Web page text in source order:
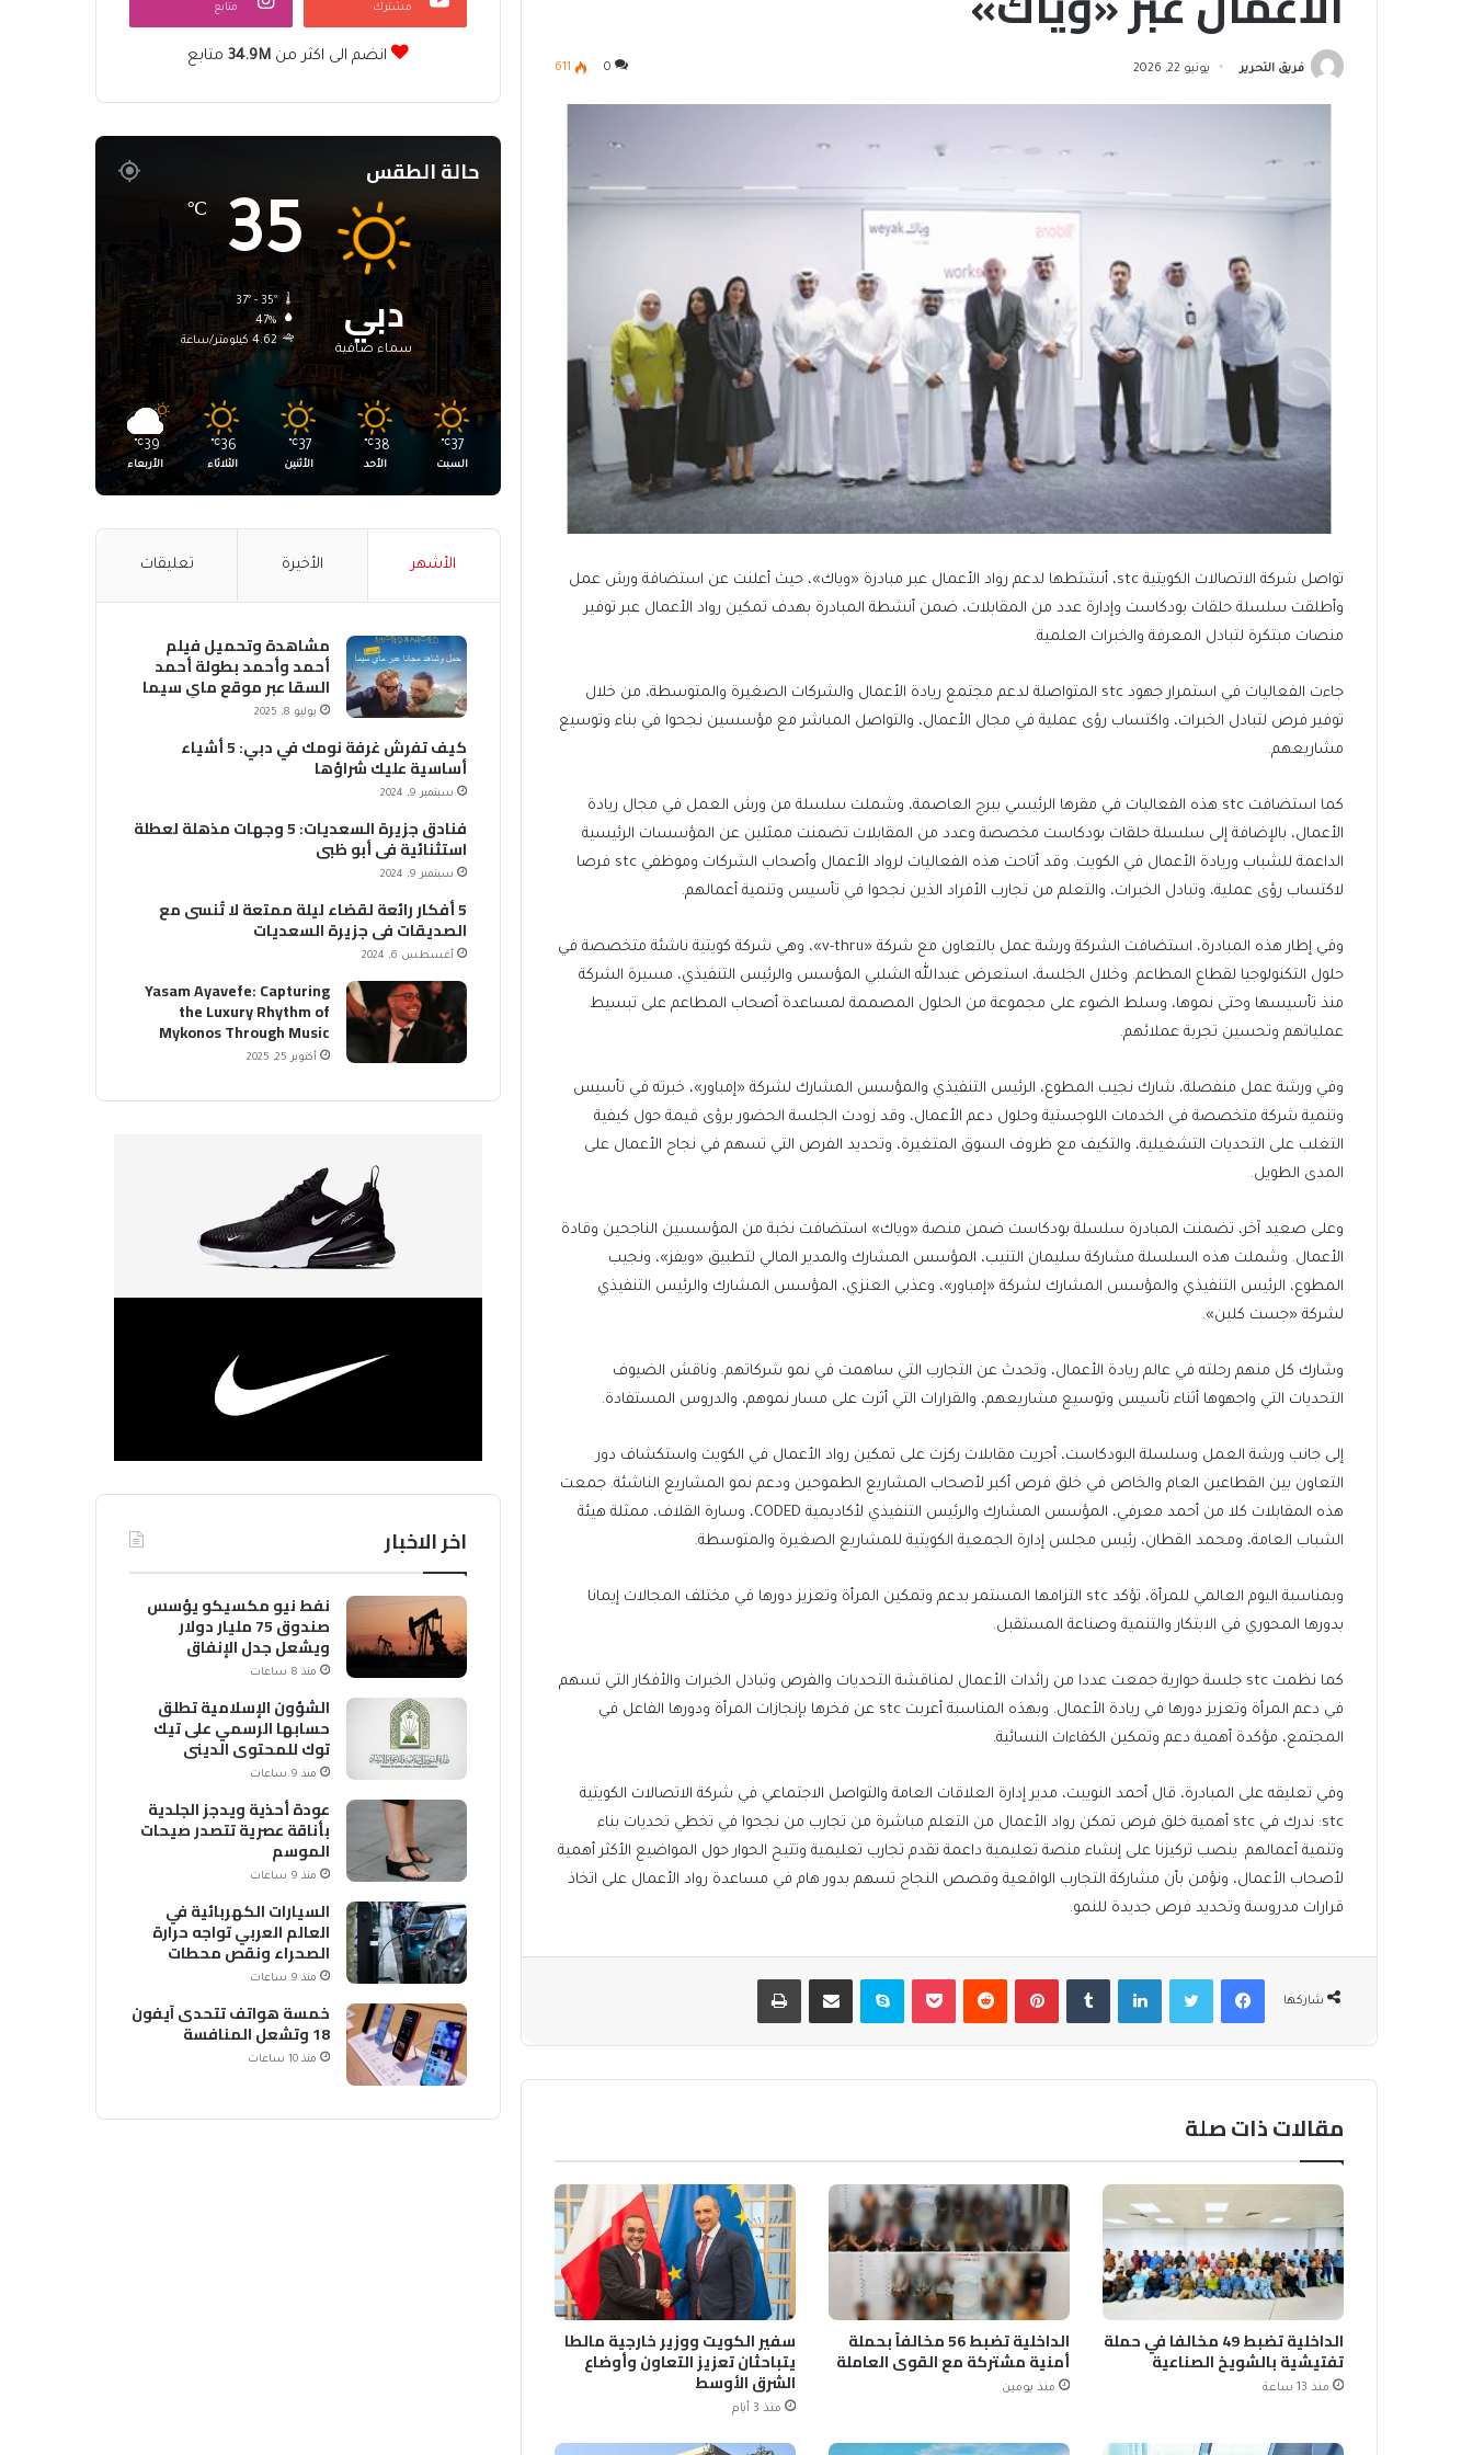
فريق التحرير يونيو 22, 2026 0
611
تواصل شركة الاتصالات الكويتية stc، أنشتطها لدعم رواد الأعمال عبر مبادرة «وياك»، حيث أعلنت عن استضافة ورش عمل
وأطلقت سلسلة حلقات بودكاست وإدارة عدد من المقابلات، ضمن أنشطة المبادرة بهدف تمكين رواد الأعمال عبر توفير
منصات مبتكرة لتبادل المعرفة والخبرات العلمية.
جاءت الفعاليات في استمرار جهود stc المتواصلة لدعم مجتمع ريادة الأعمال والشركات الصغيرة والمتوسطة، من خلال
توفير فرص لتبادل الخبرات، واكتساب رؤى عملية في مجال الأعمال، والتواصل المباشر مع مؤسسين نجحوا في بناء وتوسيع
مشاريعهم.
كما استضافت stc هذه الفعاليات في مقرها الرئيسي ببرج العاصمة، وشملت سلسلة من ورش العمل في مجال ريادة
الأعمال، بالإضافة إلى سلسلة حلقات بودكاست مخصصة وعدد من المقابلات تضمنت ممثلين عن المؤسسات الرئيسية
الداعمة للشباب وريادة الأعمال في الكويت. وقد أتاحت هذه الفعاليات لرواد الأعمال وأصحاب الشركات وموظفي stc فرصا
لاكتساب رؤى عملية، وتبادل الخبرات، والتعلم من تجارب الأفراد الذين نجحوا في تأسيس وتنمية أعمالهم.
وفي إطار هذه المبادرة، استضافت الشركة ورشة عمل بالتعاون مع شركة «v-thru»، وهي شركة كويتية ناشئة متخصصة في
حلول التكنولوجيا لقطاع المطاعم. وخلال الجلسة، استعرض عبدالله الشلبي المؤسس والرئيس التنفيذي، مسيرة الشركة
منذ تأسيسها وحتى نموها، وسلط الضوء على مجموعة من الحلول المصممة لمساعدة أصحاب المطاعم على تبسيط
عملياتهم وتحسين تجربة عملائهم.
وفي ورشة عمل منفصلة، شارك نجيب المطوع، الرئيس التنفيذي والمؤسس المشارك لشركة «إمباور»، خبرته في تأسيس
وتنمية شركة متخصصة في الخدمات اللوجستية وحلول دعم الأعمال، وقد زودت الجلسة الحضور برؤى قيمة حول كيفية
التغلب على التحديات التشغيلية، والتكيف مع ظروف السوق المتغيرة، وتحديد الفرص التي تسهم في نجاح الأعمال على
المدى الطويل.
وعلى صعيد آخر، تضمنت المبادرة سلسلة بودكاست ضمن منصة «وياك» استضافت نخبة من المؤسسين الناجحين وقادة
الأعمال. وشملت هذه السلسلة مشاركة سليمان التنيب، المؤسس المشارك والمدير المالي لتطبيق «ويفز»، ونجيب
المطوع، الرئيس التنفيذي والمؤسس المشارك لشركة «إمباور»، وعذبي العنزي، المؤسس المشارك والرئيس التنفيذي
لشركة «جست كلين».
وشارك كل منهم رحلته في عالم ريادة الأعمال، وتحدث عن التجارب التي ساهمت في نمو شركاتهم. وناقش الضيوف
التحديات التي واجهوها أثناء تأسيس وتوسيع مشاريعهم، والقرارات التي أثرت على مسار نموهم، والدروس المستفادة.
إلى جانب ورشة العمل وسلسلة البودكاست، أجريت مقابلات ركزت على تمكين رواد الأعمال في الكويت واستكشاف دور
التعاون بين القطاعين العام والخاص في خلق فرص أكبر لأصحاب المشاريع الطموحين ودعم نمو المشاريع الناشئة. جمعت
هذه المقابلات كلا من أحمد معرفي، المؤسس المشارك والرئيس التنفيذي لأكاديمية CODED، وسارة القلاف، ممثلة هيئة
الشباب العامة، ومحمد القطان، رئيس مجلس إدارة الجمعية الكويتية للمشاريع الصغيرة والمتوسطة.
وبمناسبة اليوم العالمي للمرأة، تؤكد stc التزامها المستمر بدعم وتمكين المرأة وتعزيز دورها في مختلف المجالات إيمانا
بدورها المحوري في الابتكار والتنمية وصناعة المستقبل.
كما نظمت stc جلسة حوارية جمعت عددا من رائدات الأعمال لمناقشة التحديات والفرص وتبادل الخبرات والأفكار التي تسهم
في دعم المرأة وتعزيز دورها في ريادة الأعمال. وبهذه المناسبة أعربت stc عن فخرها بإنجازات المرأة ودورها الفاعل في
المجتمع، مؤكدة أهمية دعم وتمكين الكفاءات النسائية.
وفي تعليقه على المبادرة، قال أحمد النويبت، مدير إدارة العلاقات العامة والتواصل الاجتماعي في شركة الاتصالات الكويتية
stc: ندرك في stc أهمية خلق فرص تمكن رواد الأعمال من التعلم مباشرة من تجارب من نجحوا في تخطي تحديات بناء
وتنمية أعمالهم. ينصب تركيزنا على إنشاء منصة تعليمية داعمة تقدم تجارب تعليمية وتتيح الحوار حول المواضيع الأكثر أهمية
لأصحاب الأعمال، ونؤمن بأن مشاركة التجارب الواقعية وقصص النجاح تسهم بدور هام في مساعدة رواد الأعمال على اتخاذ
قرارات مدروسة وتحديد فرص جديدة للنمو.
شاركها
فيسبوكتويتر لينكدإن بينتيريست بوكيت سكايب مشاركة عبر البريد طباعة
مقالات ذات صلة
الداخلية تضبط 49 مخالفا في حملة
تفتيشية بالشويخ الصناعية
منذ 13 ساعة
الداخلية تضبط 56 مخالفاً بحملة
أمنية مشتركة مع القوى العاملة
منذ يومين
سفير الكويت ووزير خارجية مالطا
يتباحثان تعزيز التعاون وأوضاع
الشرق الأوسط
منذ 3 أيام
مشترك متابع
انضم الى اكثر من34.9M متابع
حالة الطقس
دبي
سماء صافية
35
℃
37º - 35º
47%
4.62 كيلومتر/ساعة
37
℃
السبت
38
℃
الأحد
37
℃
الأثنين
36
℃
الثلاثاء
39
℃
الأربعاء
الأشهر الأخيرة تعليقات
مشاهدة وتحميل فيلم
أحمد وأحمد بطولة أحمد
السقا عبر موقع ماي سيما
MyCima (وي سيما WeCima)
يوليو 8, 2025
كيف تفرش غرفة نومك في دبي: 5 أشياء
أساسية عليك شراؤها
سبتمبر 9, 2024
فنادق جزيرة السعديات: 5 وجهات مذهلة لعطلة
استثنائية في أبو ظبي
سبتمبر 9, 2024
5 أفكار رائعة لقضاء ليلة ممتعة لا تُنسى مع
الصديقات في جزيرة السعديات
أغسطس 6, 2024
Yasam Ayavefe: Capturing
the Luxury Rhythm of
Mykonos Through Music
أكتوبر 25, 2025
اخر الاخبار
نفط نيو مكسيكو يؤسس
صندوق 75 مليار دولار
ويشعل جدل الإنفاق
منذ 8 ساعات
الشؤون الإسلامية تطلق
حسابها الرسمي على تيك
توك للمحتوى الديني
منذ 9 ساعات
عودة أحذية ويدجز الجلدية
بأناقة عصرية تتصدر صيحات
الموسم
منذ 9 ساعات
السيارات الكهربائية في
العالم العربي تواجه حرارة
الصحراء ونقص محطات
الشحن
منذ 9 ساعات
خمسة هواتف تتحدى آيفون
18 وتشعل المنافسة
منذ 10 ساعات